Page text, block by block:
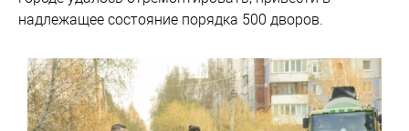
надлежащее состояние порядка 500 дворов.